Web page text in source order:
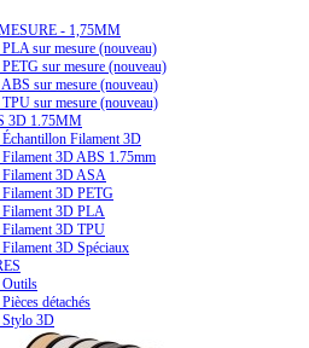
- 1,75MM
PLA sur mesure (nouveau)
PETG sur mesure (nouveau)
ABS sur mesure (nouveau)
TPU sur mesure (nouveau)
3D 1.75MM
Échantillon Filament 3D
Filament 3D ABS 1.75mm
Filament 3D ASA
Filament 3D PETG
Filament 3D PLA
Filament 3D TPU
Filament 3D Spéciaux
Outils
détachés
Stylo 3D